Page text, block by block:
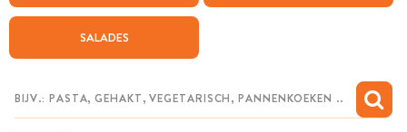
SALADES
WEEKMENU
CHAT MET MAIA
MIJN BEWAARDE RECEPTEN